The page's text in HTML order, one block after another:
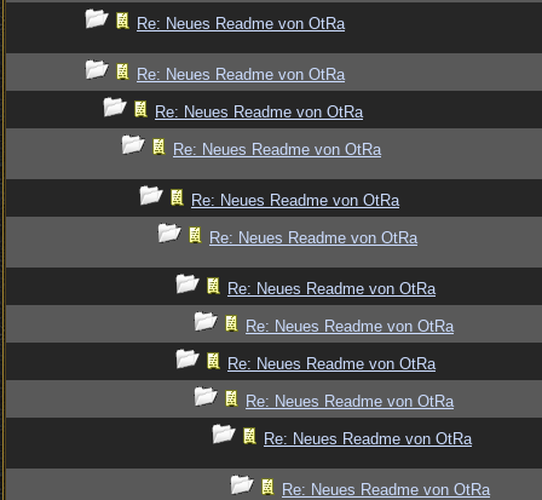
Re: Neues Readme von OtRa
Re: Neues Readme von OtRa
Re: Neues Readme von OtRa
Re: Neues Readme von OtRa
Re: Neues Readme von OtRa
Re: Neues Readme von OtRa
Re: Neues Readme von OtRa
Re: Neues Readme von OtRa
Re: Neues Readme von OtRa
Re: Neues Readme von OtRa
Re: Neues Readme von OtRa
Re: Neues Readme von OtRa